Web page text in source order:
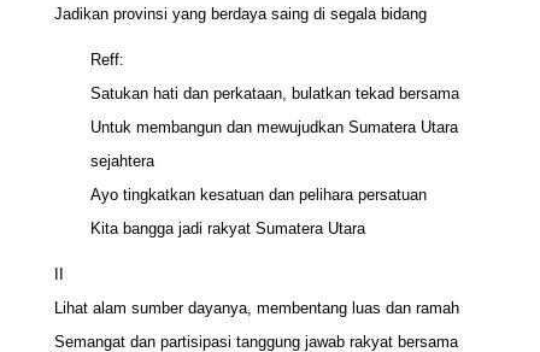
Jadikan provinsi yang berdaya saing di segala bidang
Reff:
Satukan hati dan perkataan, bulatkan tekad bersama
Untuk membangun dan mewujudkan Sumatera Utara
sejahtera
Ayo tingkatkan kesatuan dan pelihara persatuan
Kita bangga jadi rakyat Sumatera Utara
II
Lihat alam sumber dayanya, membentang luas dan ramah
Semangat dan partisipasi tanggung jawab rakyat bersama